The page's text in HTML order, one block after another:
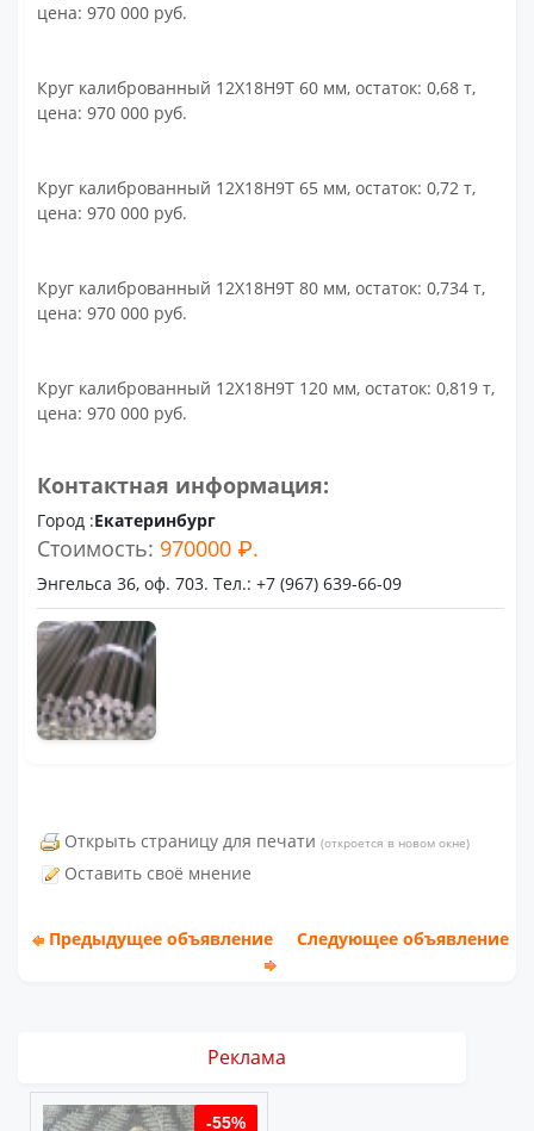
цена: 970 000 руб.
Круг калиброванный 12Х18Н9Т 60 мм, остаток: 0,68 т,
цена: 970 000 руб.
Круг калиброванный 12Х18Н9Т 65 мм, остаток: 0,72 т,
цена: 970 000 руб.
Круг калиброванный 12Х18Н9Т 80 мм, остаток: 0,734 т,
цена: 970 000 руб.
Круг калиброванный 12Х18Н9Т 120 мм, остаток: 0,819 т,
цена: 970 000 руб.
Контактная информация:
Город :Екатеринбург
Стоимость: 970000 ₽.
Энгельса 36, оф. 703. Тел.: +7 (967) 639-66-09
Открыть страницу для печати (откроется в новом окне)
Оставить своё мнение
Предыдущее объявление Следующее объявление
Реклама
-55%